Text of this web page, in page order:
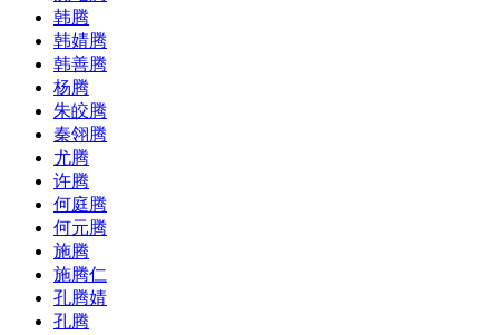
韩腾
韩婧腾
韩善腾
杨腾
朱皎腾
秦翎腾
尤腾
许腾
何庭腾
何元腾
施腾
施腾仁
孔腾婧
孔腾